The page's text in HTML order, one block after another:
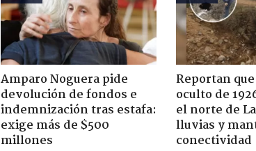
Amparo Noguera pide
devolución de fondos e
indemnización tras estafa:
exige más de $500
millones
Reportan
oculto de
el norte de
lluvias y
conectividad